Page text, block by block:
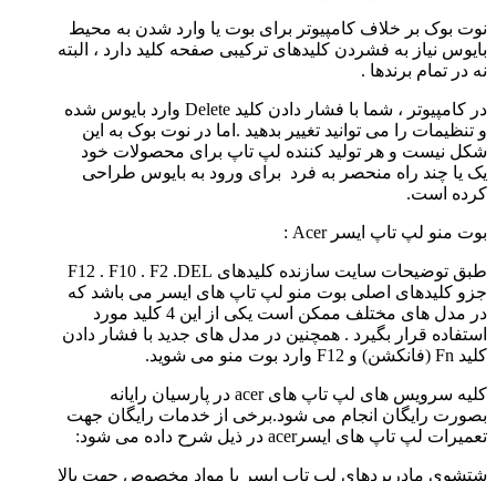
نوت بوک بر خلاف کامپیوتر برای بوت یا وارد شدن به محیط
بایوس نیاز به فشردن کلیدهای ترکیبی صفحه کلید دارد ، البته
نه در تمام برندها .
در کامپیوتر ، شما با فشار دادن کلید Delete وارد بایوس شده
و تنظیمات را می توانید تغییر بدهید .اما در نوت بوک به این
شکل نیست و هر تولید کننده لپ تاپ برای محصولات خود
یک یا چند راه منحصر به فرد برای ورود به بایوس طراحی
کرده است.
بوت منو لپ تاپ ایسر Acer :
طبق توضیحات سایت سازنده کلیدهای F12 . F10 . F2 .DEL
جزو کلیدهای اصلی بوت منو لپ تاپ های ایسر می باشد که
در مدل های مختلف ممکن است یکی از این 4 کلید مورد
استفاده قرار بگیرد . همچنین در مدل های جدید با فشار دادن
کلید Fn (فانکشن) و F12 وارد بوت منو می شوید.
کلیه سرویس های لپ تاپ های acer در پارسیان رایانه
بصورت رایگان انجام می شود.برخی از خدمات رایگان جهت
تعمیرات لپ تاپ های ایسرacer در ذیل شرح داده می شود:
شتشوی مادربردهای لپ تاپ ایسر با مواد مخصوص جهت بالا